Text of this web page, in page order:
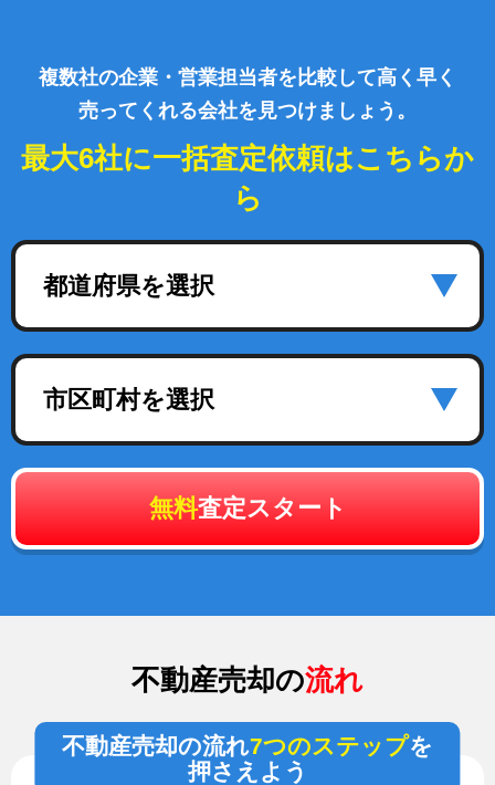
複数社の企業・営業担当者を比較して高く早く
売ってくれる会社を見つけましょう。
最大6社に一括査定依頼はこちらか
ら
都道府県を選択
市区町村を選択
無料査定スタート
不動産売却の流れ
不動産売却の流れ7つのステップを
押さえよう